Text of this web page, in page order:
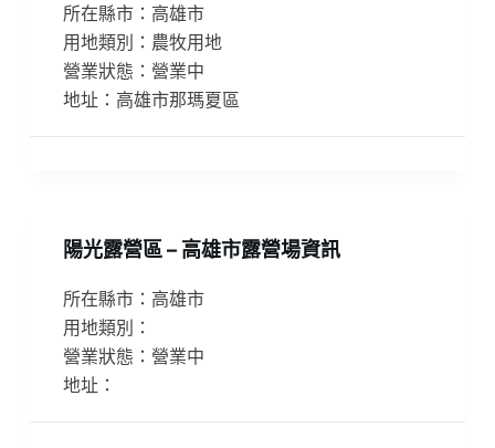
所在縣市：高雄市
用地類別：農牧用地
營業狀態：營業中
地址：高雄市那瑪夏區
陽光露營區 – 高雄市露營場資訊
所在縣市：高雄市
用地類別：
營業狀態：營業中
地址：